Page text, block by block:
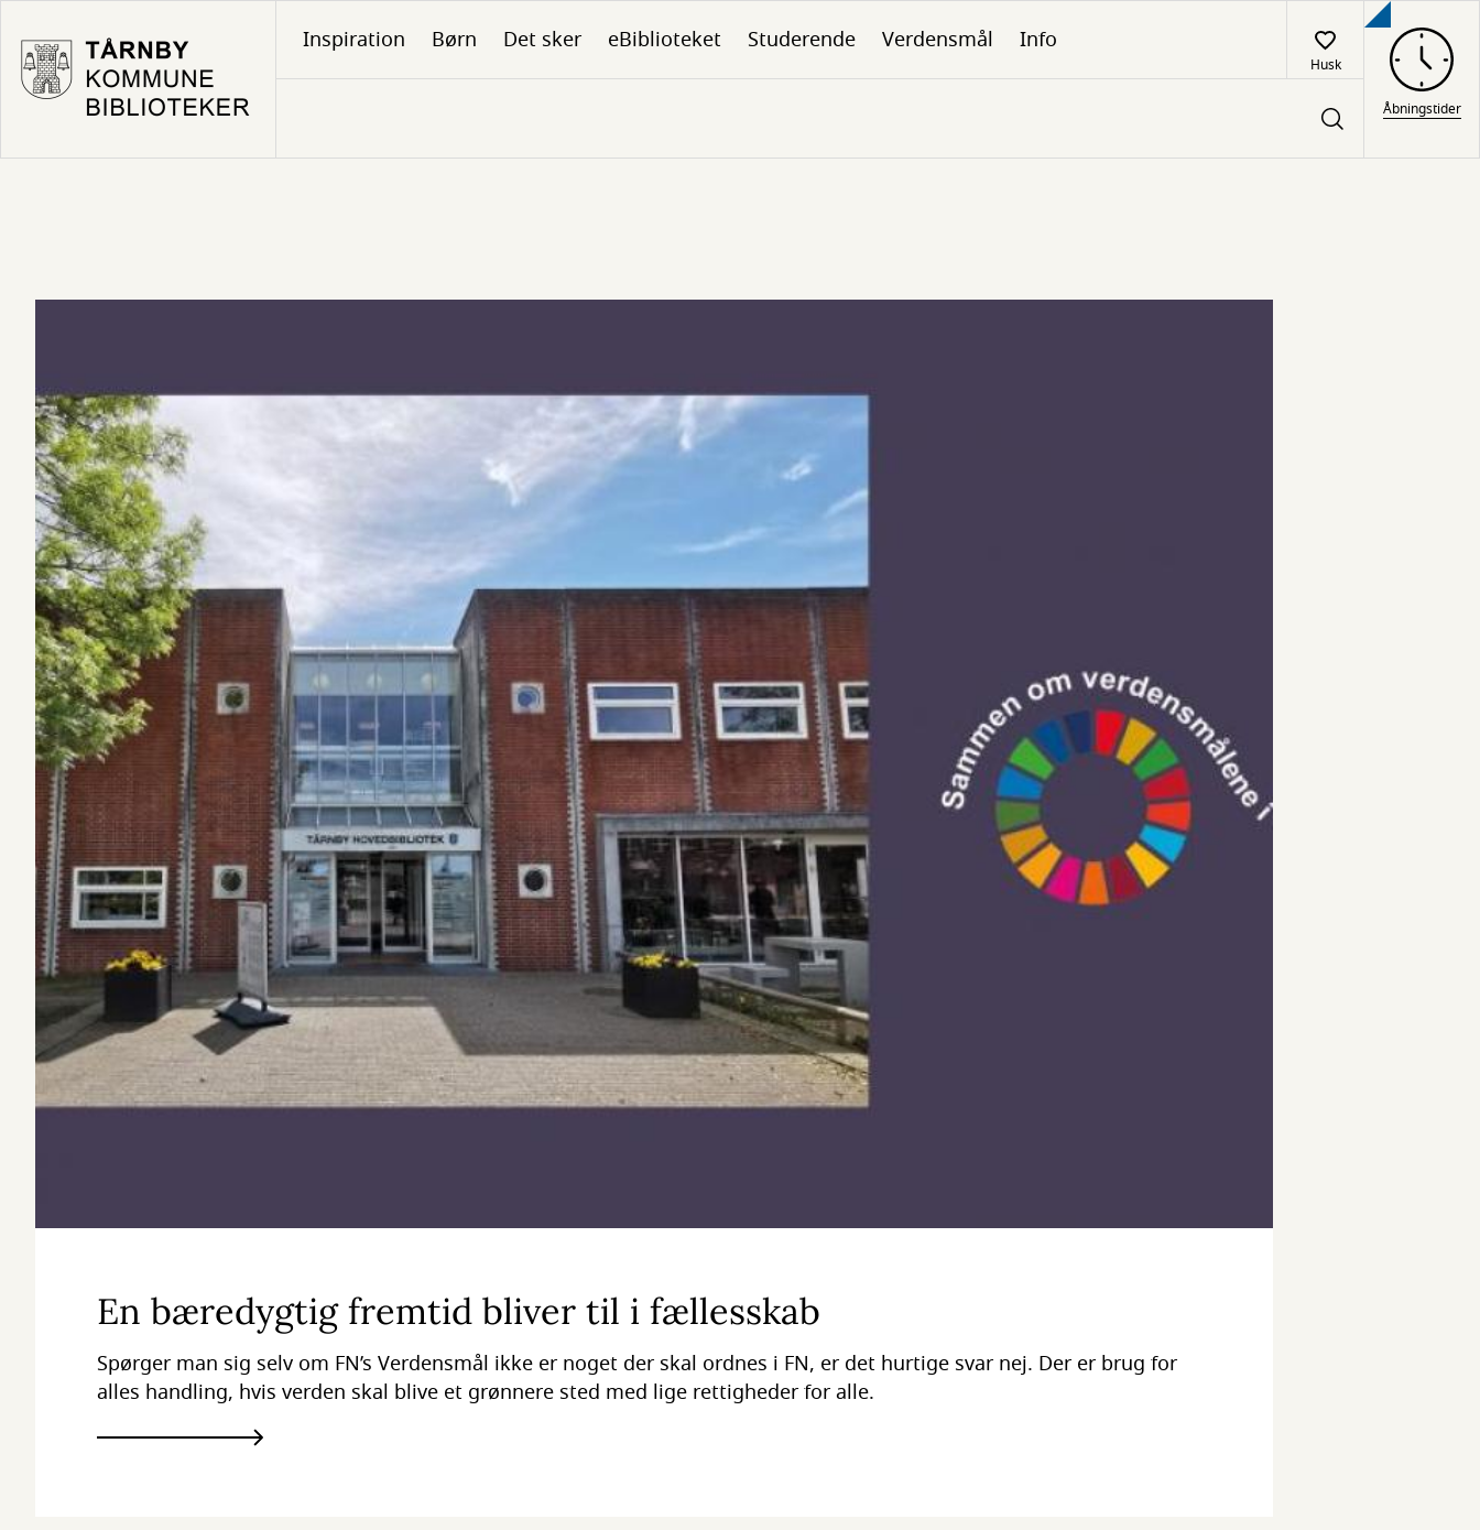
hovedindhold
Inspiration Børn Det sker eBiblioteket Studerende Verdensmål Info
Husk
Åbningstider
arrangementer
En bæredygtig fremtid bliver til i fællesskab
Spørger man sig selv om FN’s Verdensmål ikke er noget der skal ordnes i FN, er det hurtige svar nej. Der er brug for
alles handling, hvis verden skal blive et grønnere sted med lige rettigheder for alle.